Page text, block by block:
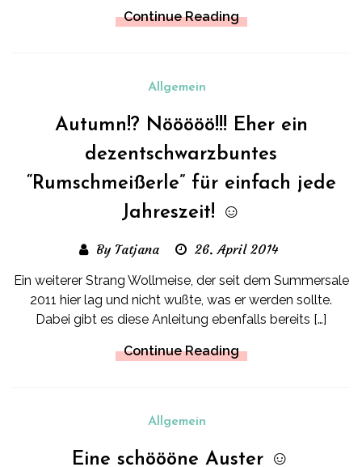
Continue Reading
Allgemein
Autumn!? Nööööö!!! Eher ein
dezentschwarzbuntes
“Rumschmeißerle” für einfach jede
Jahreszeit! ☺
By Tatjana 26. April 2014
Ein weiterer Strang Wollmeise, der seit dem Summersale
2011 hier lag und nicht wußte, was er werden sollte.
Dabei gibt es diese Anleitung ebenfalls bereits […]
Continue Reading
Allgemein
Eine schöööne Auster ☺